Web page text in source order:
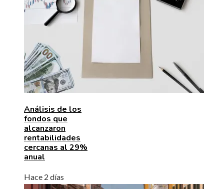
Análisis de los
fondos que
alcanzaron
rentabilidades
cercanas al 29%
anual
Hace 2 días